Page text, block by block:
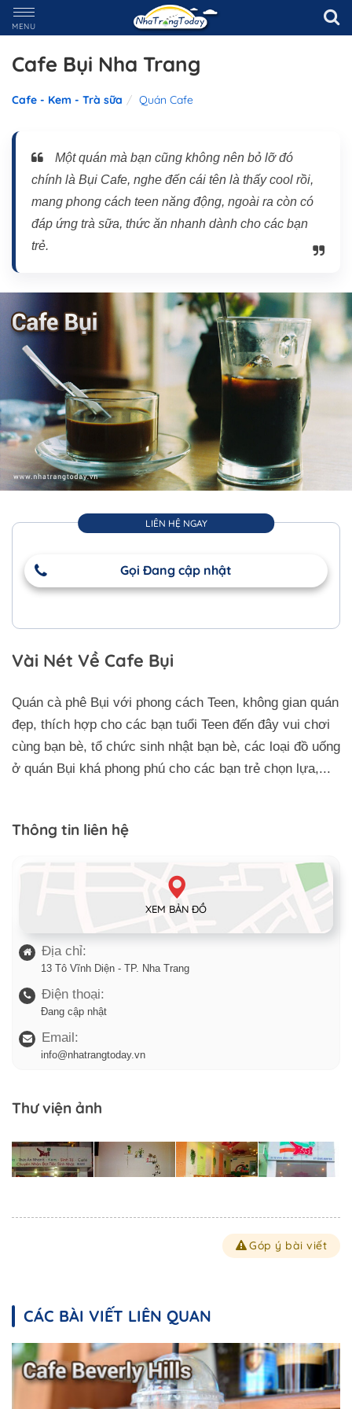
MENU
Cafe Bụi Nha Trang
Cafe - Kem - Trà sữa Quán Cafe
Một quán mà bạn cũng không nên bỏ lỡ đó
chính là Bụi Cafe, nghe đến cái tên là thấy cool rồi,
mang phong cách teen năng động, ngoài ra còn có
đáp ứng trà sữa, thức ăn nhanh dành cho các bạn
trẻ.
LIÊN HỆ NGAY
Gọi Đang cập nhật
Vài Nét Về Cafe Bụi
Quán cà phê Bụi với phong cách Teen, không gian quán
đẹp, thích hợp cho các bạn tuổi Teen đến đây vui chơi
cùng bạn bè, tổ chức sinh nhật bạn bè, các loại đồ uống
ở quán Bụi khá phong phú cho các bạn trẻ chọn lựa,...
Thông tin liên hệ
XEM BẢN ĐỒ
Địa chỉ:
13 Tô Vĩnh Diện - TP. Nha Trang
Điện thoại:
Đang cập nhật
Email:
info@nhatrangtoday.vn
Thư viện ảnh
Góp ý bài viết
CÁC BÀI VIẾT LIÊN QUAN